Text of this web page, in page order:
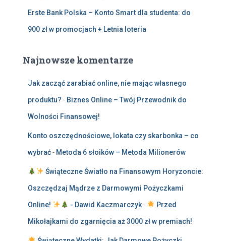
Erste Bank Polska – Konto Smart dla studenta: do
900 zł w promocjach + Letnia loteria
Najnowsze komentarze
Jak zacząć zarabiać online, nie mając własnego
produktu? - Biznes Online – Twój Przewodnik do
Wolności Finansowej!
Konto oszczędnościowe, lokata czy skarbonka – co
wybrać- Metoda 6 słoików – Metoda Milionerów
Świąteczne Światło na Finansowym Horyzoncie:
Oszczędzaj Mądrze z Darmowymi Pożyczkami
Online! - Dawid Kaczmarczyk- Przed
Mikołajkami do zgarnięcia aż 3000 zł w premiach!